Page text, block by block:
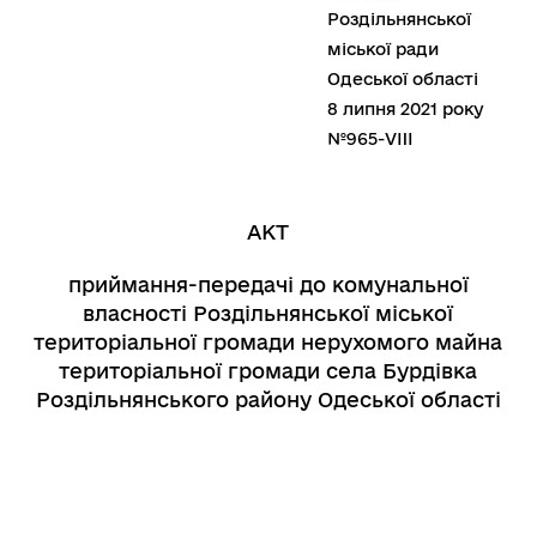
Роздільнянської
міської ради
Одеської області
8 липня 2021 року
№965-VIIІ
АКТ
приймання-передачі до комунальної
власності Роздільнянської міської
територіальної громади нерухомого майна
територіальної громади села Бурдівка
Роздільнянського району Одеської області